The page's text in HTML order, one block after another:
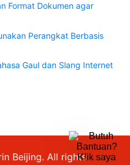
Format Dokumen agar
Perangkat Berbasis
Gaul dan Slang Internet
Beijing. All rights